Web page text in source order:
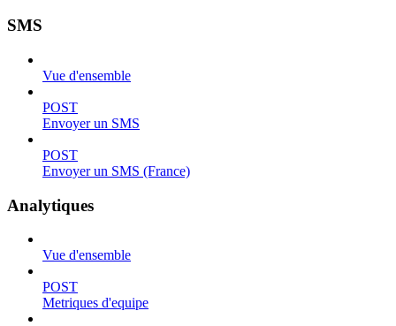
SMS
Vue d'ensemble
POST
Envoyer un SMS
POST
Envoyer un SMS (France)
Analytiques
Vue d'ensemble
POST
Metriques d'equipe